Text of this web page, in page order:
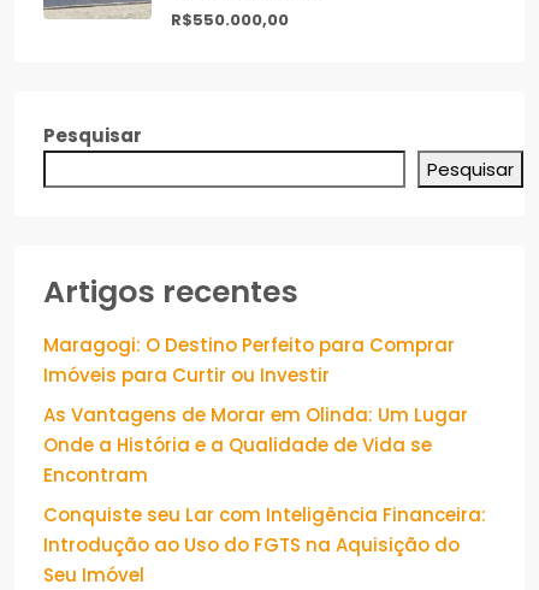
R$550.000,00
Pesquisar
Pesquisar
Artigos recentes
Maragogi: O Destino Perfeito para Comprar
Imóveis para Curtir ou Investir
As Vantagens de Morar em Olinda: Um Lugar
Onde a História e a Qualidade de Vida se
Encontram
Conquiste seu Lar com Inteligência Financeira:
Introdução ao Uso do FGTS na Aquisição do
Seu Imóvel